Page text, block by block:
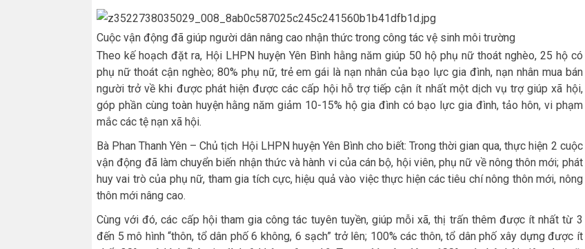
Cuộc vận động đã giúp người dân nâng cao nhận thức trong công tác vệ sinh môi trường
Theo kế hoạch đặt ra, Hội LHPN huyện Yên Bình hằng năm giúp 50 hộ phụ nữ thoát nghèo, 25 hộ có
phụ nữ thoát cận nghèo; 80% phụ nữ, trẻ em gái là nạn nhân của bạo lực gia đình, nạn nhân mua bán
người trở về khi được phát hiện được các cấp hội hỗ trợ tiếp cận ít nhất một dịch vụ trợ giúp xã hội,
góp phần cùng toàn huyện hằng năm giảm 10-15% hộ gia đình có bạo lực gia đình, tảo hôn, vi phạm
mắc các tệ nạn xã hội.
Bà Phan Thanh Yên – Chủ tịch Hội LHPN huyện Yên Bình cho biết: Trong thời gian qua, thực hiện 2 cuộc
vận động đã làm chuyển biến nhận thức và hành vi của cán bộ, hội viên, phụ nữ về nông thôn mới; phát
huy vai trò của phụ nữ, tham gia tích cực, hiệu quả vào việc thực hiện các tiêu chí nông thôn mới, nông
thôn mới nâng cao.
Cùng với đó, các cấp hội tham gia công tác tuyên tuyền, giúp mỗi xã, thị trấn thêm được ít nhất từ 3
đến 5 mô hình “thôn, tổ dân phố 6 không, 6 sạch” trở lên; 100% các thôn, tổ dân phố xây dựng được ít